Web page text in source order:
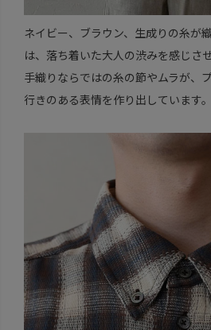
ネイビー、ブラウン、生成りの糸が
は、落ち着いた大人の渋みを感じさせ
手織りならではの糸の節やムラが、
行きのある表情を作り出しています。